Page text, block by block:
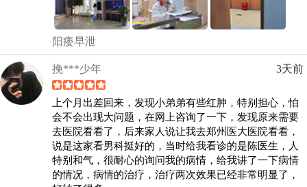
阳痿早泄
挽***少年 3天前
上个月出差回来，发现小弟弟有些红肿，特别担心，怕
会不会出现大问题，在网上咨询了一下，发现原来需要
去医院看看了，后来家人说让我去郑州医大医院看看，
说是这家看男科挺好的，当时给我看诊的是陈医生，人
特别和气，很耐心的询问我的病情，给我讲了一下病情
的情况，病情的治疗，治疗两次效果已经非常明显了，